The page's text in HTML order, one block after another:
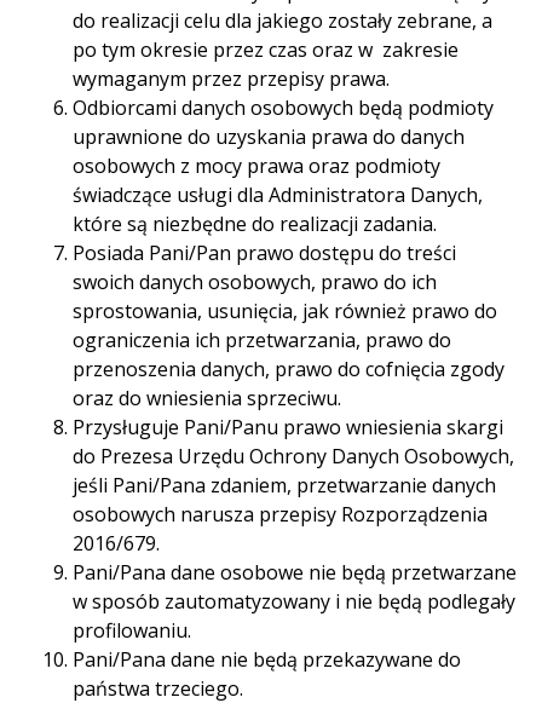
do realizacji celu dla jakiego zostały zebrane, a
po tym okresie przez czas oraz w zakresie
wymaganym przez przepisy prawa.
Odbiorcami danych osobowych będą podmioty
uprawnione do uzyskania prawa do danych
osobowych z mocy prawa oraz podmioty
świadczące usługi dla Administratora Danych,
które są niezbędne do realizacji zadania.
Posiada Pani/Pan prawo dostępu do treści
swoich danych osobowych, prawo do ich
sprostowania, usunięcia, jak również prawo do
ograniczenia ich przetwarzania, prawo do
przenoszenia danych, prawo do cofnięcia zgody
oraz do wniesienia sprzeciwu.
Przysługuje Pani/Panu prawo wniesienia skargi
do Prezesa Urzędu Ochrony Danych Osobowych,
jeśli Pani/Pana zdaniem, przetwarzanie danych
osobowych narusza przepisy Rozporządzenia
2016/679.
Pani/Pana dane osobowe nie będą przetwarzane
w sposób zautomatyzowany i nie będą podlegały
profilowaniu.
Pani/Pana dane nie będą przekazywane do
państwa trzeciego.